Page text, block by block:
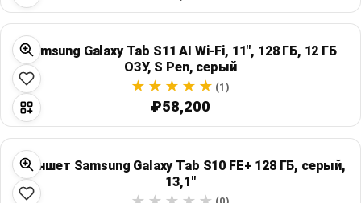
Samsung Galaxy Tab S11 AI Wi‑Fi, 11", 128 ГБ, 12 ГБ
ОЗУ, S Pen, серый
(1)
₽58,200
Планшет Samsung Galaxy Tab S10 FE+ 128 ГБ, серый,
13,1"